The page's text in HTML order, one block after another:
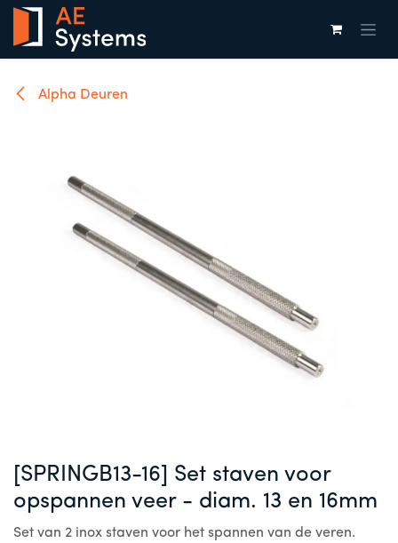
Overslaan naar inhoud
Alpha Deuren
[SPRINGB13-16] Set staven voor
opspannen veer - diam. 13 en 16mm
Set van 2 inox staven voor het spannen van de veren.